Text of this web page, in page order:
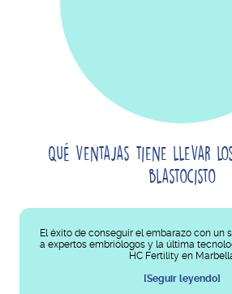
Qué ventajas tiene llevar
blastocisto
El éxito de conseguir el embarazo con un
a expertos embriólogos y la última
HC Fertility en
[Seguir leyendo]